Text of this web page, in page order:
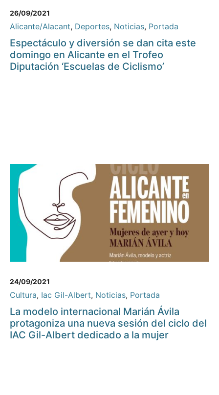
26/09/2021
Alicante/Alacant, Deportes, Noticias, Portada
Espectáculo y diversión se dan cita este
domingo en Alicante en el Trofeo
Diputación ‘Escuelas de Ciclismo’
24/09/2021
Cultura, Iac Gil-Albert, Noticias, Portada
La modelo internacional Marián Ávila
protagoniza una nueva sesión del ciclo del
IAC Gil-Albert dedicado a la mujer